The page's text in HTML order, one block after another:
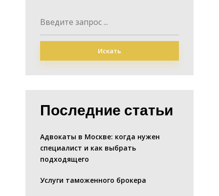
Искать
Последние статьи
Адвокаты в Москве: когда нужен
специалист и как выбрать
подходящего
Услуги таможенного брокера